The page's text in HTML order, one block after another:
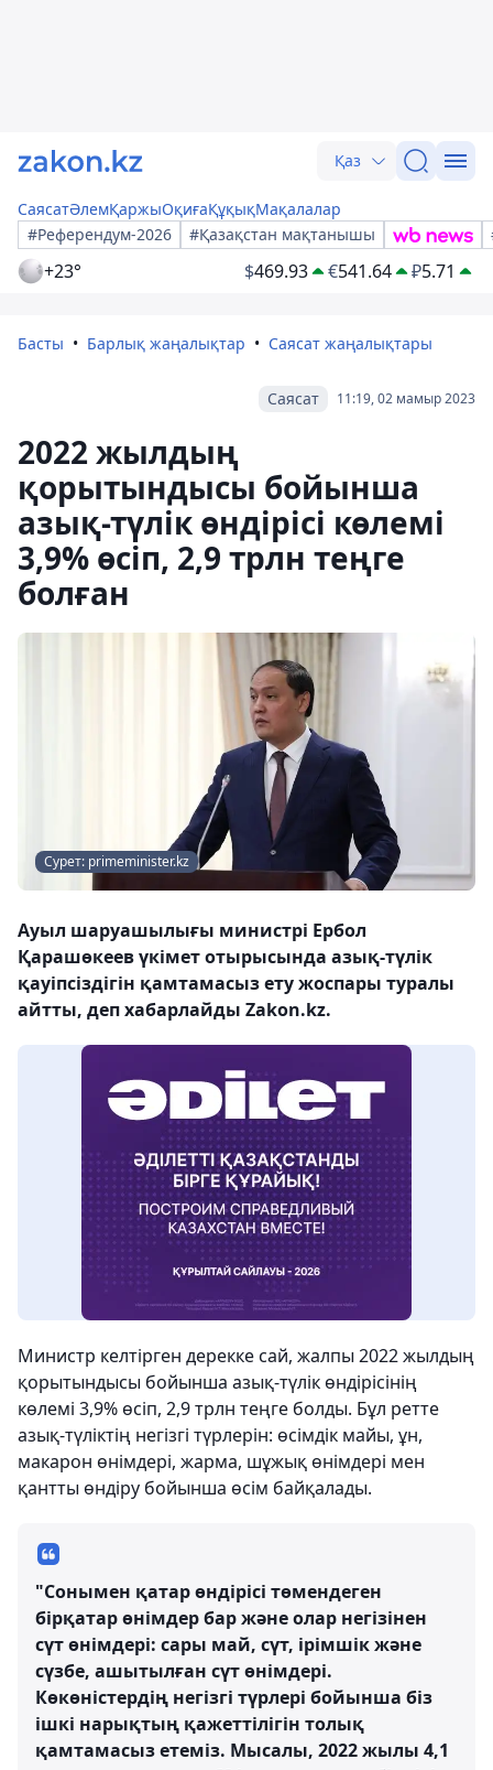
Қаз
СаясатӘлемҚаржыОқиғаҚұқықМақалалар
#Референдум-2026
#Қазақстан мақтанышы
+23° $469.93 €541.64 ₽5.71
Басты Барлық жаңалықтар Саясат жаңалықтары
11:19, 02 мамыр 2023
Саясат
2022 жылдың
қорытындысы бойынша
азық-түлік өндірісі көлемі
3,9% өсіп, 2,9 трлн теңге
болған
Сурет: primeminister.kz
Ауыл шаруашылығы министрі Ербол
Қарашөкеев үкімет отырысында азық-түлік
қауіпсіздігін қамтамасыз ету жоспары туралы
айтты, деп хабарлайды Zakon.kz.
Министр келтірген дерекке сай, жалпы 2022 жылдың
қорытындысы бойынша азық-түлік өндірісінің
көлемі 3,9% өсіп, 2,9 трлн теңге болды. Бұл ретте
азық-түліктің негізгі түрлерін: өсімдік майы, ұн,
макарон өнімдері, жарма, шұжық өнімдері мен
қантты өндіру бойынша өсім байқалады.
"Сонымен қатар өндірісі төмендеген
бірқатар өнімдер бар және олар негізінен
сүт өнімдері: сары май, сүт, ірімшік және
сүзбе, ашытылған сүт өнімдері.
Көкөністердің негізгі түрлері бойынша біз
ішкі нарықтың қажеттілігін толық
қамтамасыз етеміз. Мысалы, 2022 жылы 4,1